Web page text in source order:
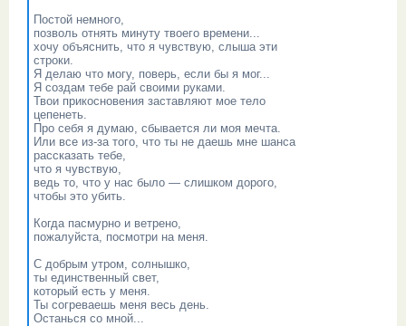
Постой немного,
позволь отнять минуту твоего времени...
хочу объяснить, что я чувствую, слыша эти
строки.
Я делаю что могу, поверь, если бы я мог...
Я создам тебе рай своими руками.
Твои прикосновения заставляют мое тело
цепенеть.
Про себя я думаю, сбывается ли моя мечта.
Или все из-за того, что ты не даешь мне шанса
рассказать тебе,
что я чувствую,
ведь то, что у нас было — слишком дорого,
чтобы это убить.
Когда пасмурно и ветрено,
пожалуйста, посмотри на меня.
С добрым утром, солнышко,
ты единственный свет,
который есть у меня.
Ты согреваешь меня весь день.
Останься со мной...